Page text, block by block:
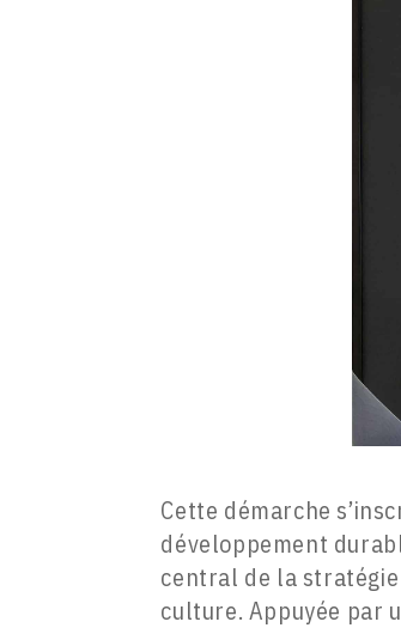
Cette démarche
développement
central de la stratégie
culture. Appuyée par